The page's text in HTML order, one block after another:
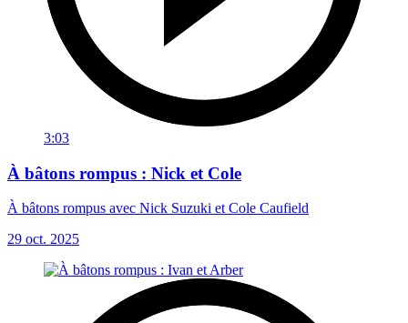
3:03
À bâtons rompus : Nick et Cole
À bâtons rompus avec Nick Suzuki et Cole Caufield
29 oct. 2025